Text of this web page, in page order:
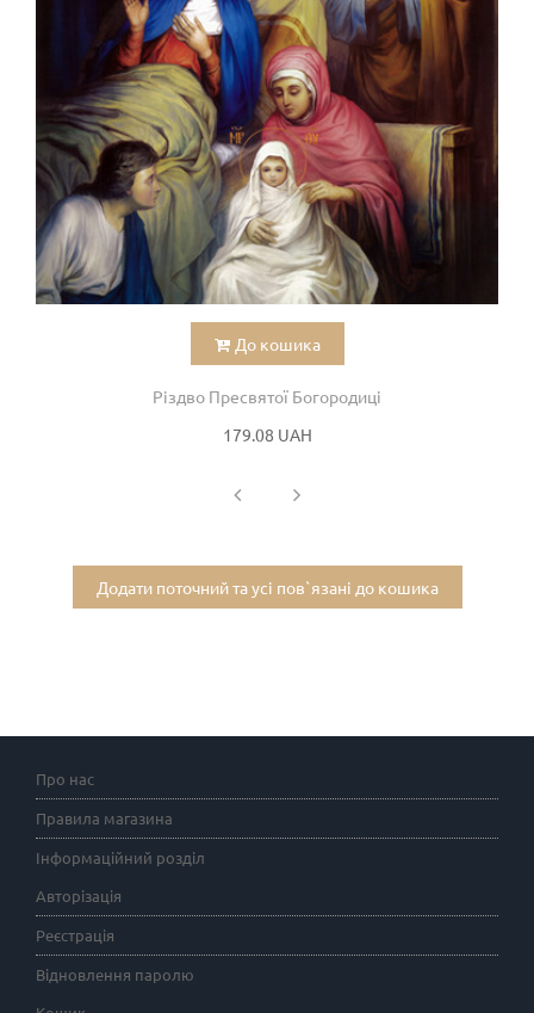
До кошика
Різдво Пресвятої Богородиці
179.08 UAH
Додати поточний та усі пов`язані до кошика
Про нас
Правила магазина
Інформаційний розділ
Авторізація
Реєстрація
Відновлення паролю